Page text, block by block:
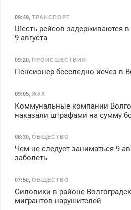
09:49, ТРАНСПОРТ
Шесть рейсов задерживаются в
9 августа
09:20, ПРОИСШЕСТВИЯ
Пенсионер бесследно исчез в
09:05, ЖКХ
Коммунальные компании
наказали штрафами на сумму
08:30, ОБЩЕСТВО
Чем не следует заниматься 9
заболеть
07:50, ОБЩЕСТВО
Силовики в районе
мигрантов-нарушителей